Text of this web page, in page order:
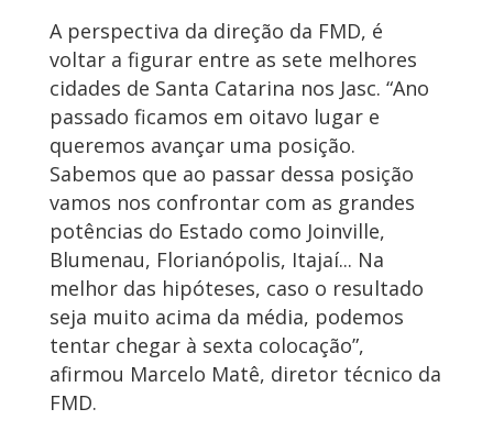
A perspectiva da direção da FMD, é
voltar a figurar entre as sete melhores
cidades de Santa Catarina nos Jasc. “Ano
passado ficamos em oitavo lugar e
queremos avançar uma posição.
Sabemos que ao passar dessa posição
vamos nos confrontar com as grandes
potências do Estado como Joinville,
Blumenau, Florianópolis, Itajaí... Na
melhor das hipóteses, caso o resultado
seja muito acima da média, podemos
tentar chegar à sexta colocação”,
afirmou Marcelo Matê, diretor técnico da
FMD.